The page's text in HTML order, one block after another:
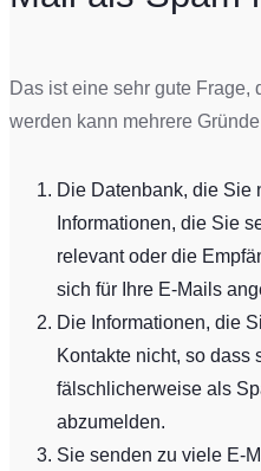
Das ist eine sehr gute Frage,
werden kann mehrere
Die Datenbank, die Sie
Informationen, die Sie
relevant oder die
sich für Ihre E-Mails
Die Informationen, die
Kontakte nicht, so dass
fälschlicherweise als
abzumelden.
Sie senden zu viele E-